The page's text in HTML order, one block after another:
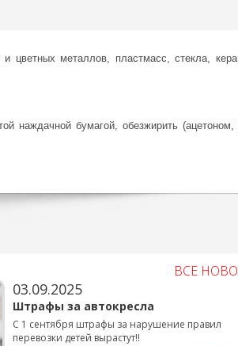
цветных металлов, пластмасс, стекла,
наждачной бумагой, обезжирить (ацетоном,
ВСЕ
03.09.2025
Штрафы за автокресла
С 1 сентября штрафы за нарушение правил
перевозки детей вырастут!!